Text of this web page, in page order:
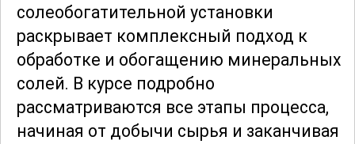
солеобогатительной установки
раскрывает комплексный подход к
обработке и обогащению минеральных
солей. В курсе подробно
рассматриваются все этапы процесса,
начиная от добычи сырья и заканчивая